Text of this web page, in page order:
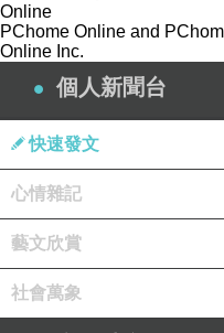
Online
PChome Online and
Online Inc.
個人新聞台
快速發文
心情雜記
藝文欣賞
社會萬象